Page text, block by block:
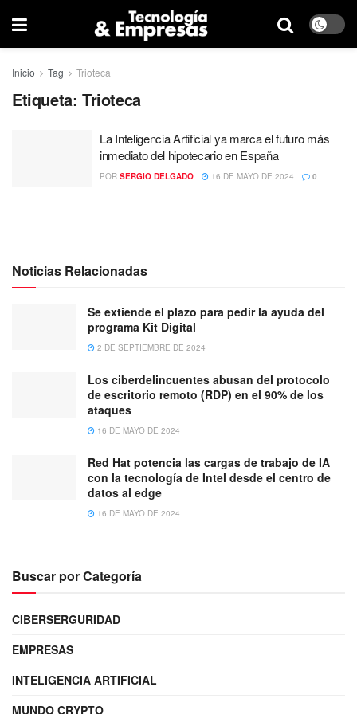
Inicio Tag Trioteca
Etiqueta: Trioteca
La Inteligencia Artificial ya marca el futuro más
inmediato del hipotecario en España
POR SERGIO DELGADO 16 DE MAYO DE 2024 0
Noticias Relacionadas
Se extiende el plazo para pedir la ayuda del
programa Kit Digital
2 DE SEPTIEMBRE DE 2024
Los ciberdelincuentes abusan del protocolo
de escritorio remoto (RDP) en el 90% de los
ataques
16 DE MAYO DE 2024
Red Hat potencia las cargas de trabajo de IA
con la tecnología de Intel desde el centro de
datos al edge
16 DE MAYO DE 2024
Buscar por Categoría
CIBERSERGURIDAD
EMPRESAS
INTELIGENCIA ARTIFICIAL
MUNDO CRYPTO